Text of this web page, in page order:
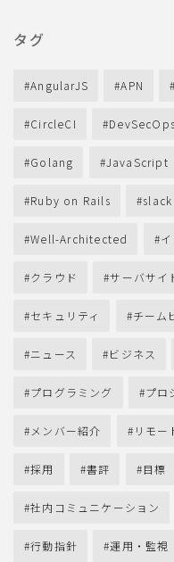
タグ
AngularJS APN
CircleCI DevSecOps
Golang JavaScript
Ruby on Rails slack
Well-Architected
クラウド サーバサイ
セキュリティ チーム
ニュース ビジネス
プログラミング プロ
メンバー紹介 リモー
採用 書評 目標
社内コミュニケーション
行動指針 運用・監視